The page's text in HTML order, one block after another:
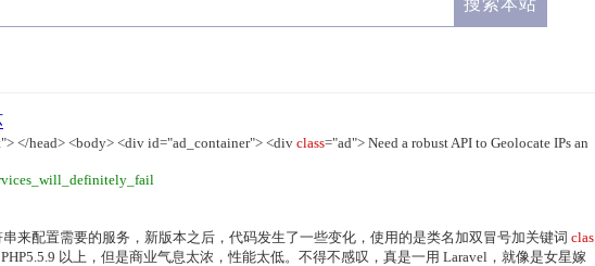
</head> <body> <div id="ad_container"> <div class="ad"> Need a robust API to Geolocate IPs an
来配置需要的服务，新版本之后，代码发生了一些变化，使用的是类名加双冒号加关键词 clas
以上，但是商业气息太浓，性能太低。不得不感叹，真是一用 Laravel，就像是女星嫁